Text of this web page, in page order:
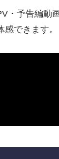
・予告編
できます。